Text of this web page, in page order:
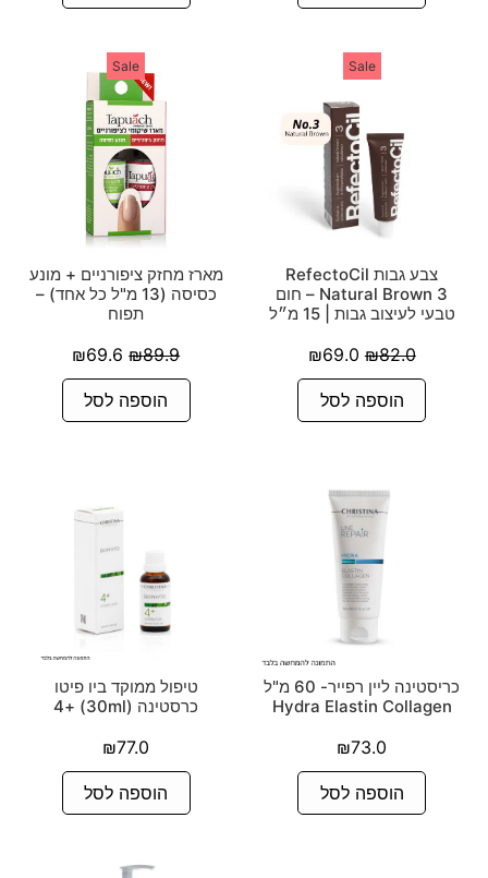
Sale
צבע גבות RefectoCil
Natural Brown 3 – חום
טבעי לעיצוב גבות | 15 מ״ל
₪82.0
₪69.0
הוספה לסל
Sale
מארז מחזק ציפורניים + מונע
כסיסה (13 מ"ל כל אחד) –
תפוח
₪89.9
₪69.6
הוספה לסל
כריסטינה ליין רפייר- 60 מ"ל
Hydra Elastin Collagen
₪73.0
הוספה לסל
טיפול ממוקד ביו פיטו
כרסטינה (30ml) +4
₪77.0
הוספה לסל